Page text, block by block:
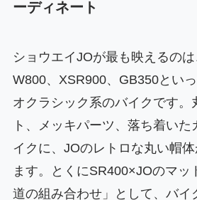
ーディネート
ショウエイJOが最も映えるのは
W800、XSR900、GB350とい
オクラシック系のバイクです。
ト、メッキパーツ、落ち着い
イクに、JOのレトロな丸い帽
ます。とくにSR400×JOのマッ
道の組み合わせ」として、バイ